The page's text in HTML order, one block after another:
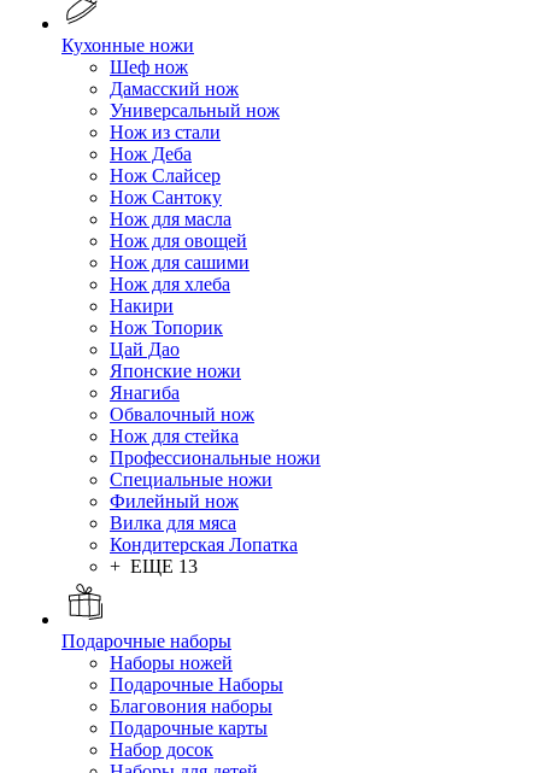
Кухонные ножи
Шеф нож
Дамасский нож
Универсальный нож
Нож из стали
Нож Деба
Нож Слайсер
Нож Сантоку
Нож для масла
Нож для овощей
Нож для сашими
Нож для хлеба
Накири
Нож Топорик
Цай Дао
Японские ножи
Янагиба
Обвалочный нож
Нож для стейка
Профессиональные ножи
Специальные ножи
Филейный нож
Вилка для мяса
Кондитерская Лопатка
+ ЕЩЕ 13
Подарочные наборы
Наборы ножей
Подарочные Наборы
Благовония наборы
Подарочные карты
Набор досок